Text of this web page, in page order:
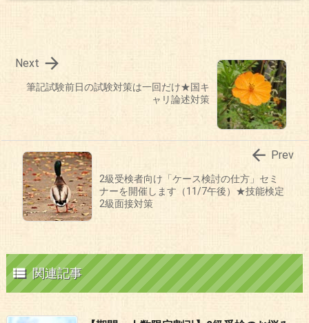
筆記試験前日の試験対策は一回だけ★国キ
ャリ論述対策

Next
2級受検者向け「ケース検討の仕方」セミ
ナーを開催します（11/7午後）★技能検定
2級面接対策
 Prev
 関連記事